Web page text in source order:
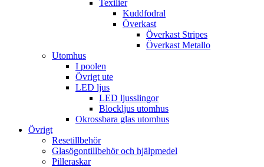
Texilier
Kuddfodral
Överkast
Överkast Stripes
Överkast Metallo
Utomhus
I poolen
Övrigt ute
LED ljus
LED ljusslingor
Blockljus utomhus
Okrossbara glas utomhus
Övrigt
Resetillbehör
Glasögontillbehör och hjälpmedel
Pilleraskar